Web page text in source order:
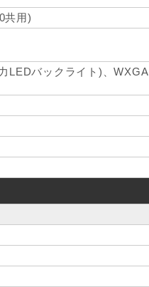
共用)
LEDバックライト)、WXGA